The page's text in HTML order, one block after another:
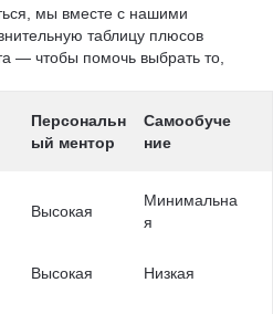
мы вместе с нашими
таблицу плюсов
— чтобы помочь выбрать то,
Персональн
ый ментор
Самообуче
ние
Высокая
Минимальна
я
Высокая Низкая